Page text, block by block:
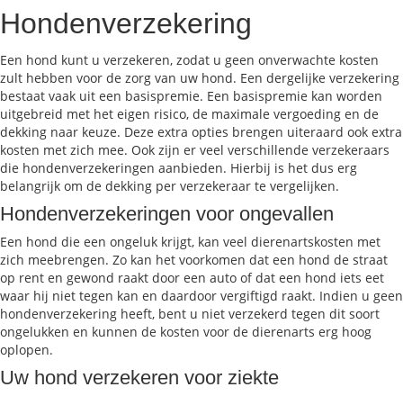
Hondenverzekering
Een hond kunt u verzekeren, zodat u geen onverwachte kosten
zult hebben voor de zorg van uw hond. Een dergelijke verzekering
bestaat vaak uit een basispremie. Een basispremie kan worden
uitgebreid met het eigen risico, de maximale vergoeding en de
dekking naar keuze. Deze extra opties brengen uiteraard ook extra
kosten met zich mee. Ook zijn er veel verschillende verzekeraars
die hondenverzekeringen aanbieden. Hierbij is het dus erg
belangrijk om de dekking per verzekeraar te vergelijken.
Hondenverzekeringen voor ongevallen
Een hond die een ongeluk krijgt, kan veel dierenartskosten met
zich meebrengen. Zo kan het voorkomen dat een hond de straat
op rent en gewond raakt door een auto of dat een hond iets eet
waar hij niet tegen kan en daardoor vergiftigd raakt. Indien u geen
hondenverzekering heeft, bent u niet verzekerd tegen dit soort
ongelukken en kunnen de kosten voor de dierenarts erg hoog
oplopen.
Uw hond verzekeren voor ziekte